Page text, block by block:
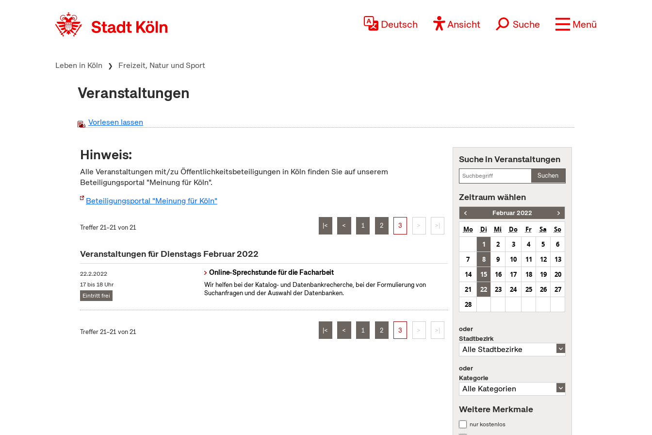
Deutsch Ansicht Suche Menü
Leben in Köln Freizeit, Natur und Sport
Veranstaltungen
Vorlesen lassen
Hinweis:
Alle Veranstaltungen mit/zu Öffentlichkeitsbeteiligungen in Köln finden Sie auf unserem
Beteiligungsportal "Meinung für Köln".
Beteiligungsportal "Meinung für Köln"
Treffer 21–21 von 21 |< < 1 2 3 > >|
Veranstaltungen für Dienstags Februar 2022
22.2.2022
17 bis 18 Uhr
Eintritt frei
Online-Sprechstunde für die Facharbeit
Wir helfen bei der Katalog- und Datenbankrecherche, bei der Formulierung von
Suchanfragen und der Auswahl der Datenbanken.
Treffer 21–21 von 21 |< < 1 2 3 > >|
Suche in Veranstaltungen
Suchen
Zeitraum wählen
Februar 2022
Mo Di Mi Do Fr Sa
So
1
2 3 4 5
6
7
8 9 10 11 12
13
14
15 16 17 18 19
20
21
22 23 24 25 26
27
28
oder
Stadtbezirk
oder
Kategorie
Weitere Merkmale
nur kostenlos